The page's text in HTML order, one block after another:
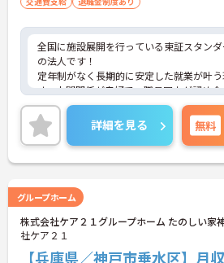
・入社時研修＋OJTで丁寧にフォロー
・段階的にスキルアップが可能
→ 初めての介護でも安心してスタートで
■ 多職種連携でスキルが広がる！
チームで支えるから安心感◎
・職種を超えて相談しやすい雰囲気
・全国展開のノウハウを学べる
→ 幅広い経験ができる職場です
全国に施設展開を行っている東証スタン
の法人です！
定年制がなく長期的に安定した就業が叶
す。人間関係が良好で、職員同士が認め
根付いています。
ご興味のある方には、面接対策ポイントな
に詳細をご案内しますのでお気軽にご相談
い！
詳細を見る 無料
グループホーム
株式会社ケア２１グループホーム たのしい家
社ケア２１
【兵庫県／神戸市垂水区】